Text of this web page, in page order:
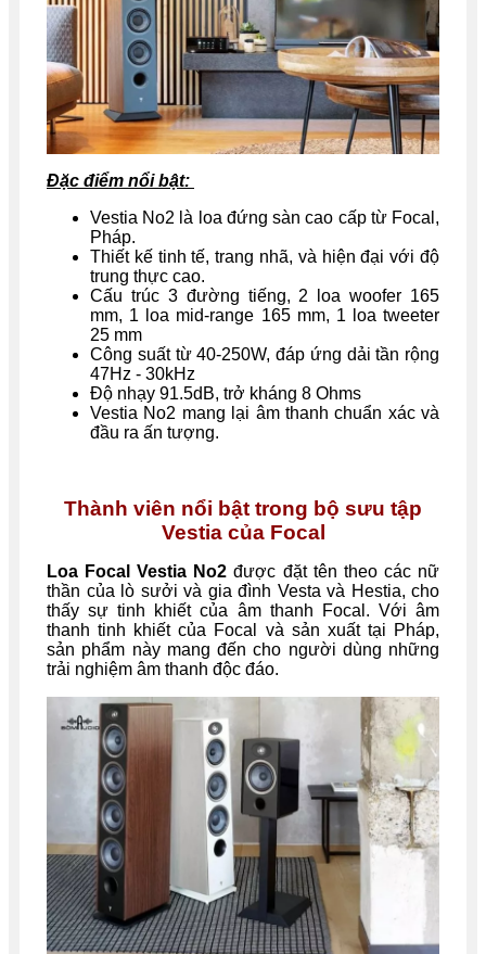
Đặc điểm nổi bật:
Vestia No2 là loa đứng sàn cao cấp từ Focal,
Pháp.
Thiết kế tinh tế, trang nhã, và hiện đại với độ
trung thực cao.
Cấu trúc 3 đường tiếng, 2 loa woofer 165
mm, 1 loa mid-range 165 mm, 1 loa tweeter
25 mm
Công suất từ 40-250W, đáp ứng dải tần rộng
47Hz - 30kHz
Độ nhạy 91.5dB, trở kháng 8 Ohms
Vestia No2 mang lại âm thanh chuẩn xác và
đầu ra ấn tượng.
Thành viên nổi bật trong bộ sưu tập
Vestia của Focal
Loa Focal Vestia No2 được đặt tên theo các nữ
thần của lò sưởi và gia đình Vesta và Hestia, cho
thấy sự tinh khiết của âm thanh Focal. Với âm
thanh tinh khiết của Focal và sản xuất tại Pháp,
sản phẩm này mang đến cho người dùng những
trải nghiệm âm thanh độc đáo.